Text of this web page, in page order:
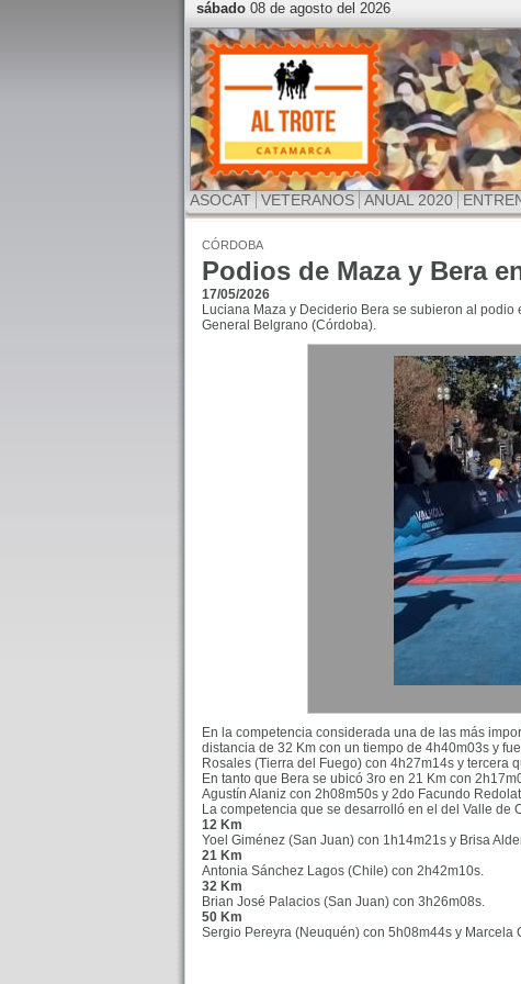
sábado08 de agosto del 2026
ASOCAT VETERANOS ANUAL 2020
CÓRDOBA
Podios de Maza y Bera
17/05/2026
Luciana Maza y Deciderio Bera se subieron al
General Belgrano (Córdoba).
En la competencia considerada una de las más
distancia de 32 Km con un tiempo de 4h40m03s y
Rosales (Tierra del Fuego) con 4h27m14s y tercera
En tanto que Bera se ubicó 3ro en 21 Km con
Agustín Alaniz con 2h08m50s y 2do Facundo
La competencia que se desarrolló en el del Valle de
12 Km
Yoel Giménez (San Juan) con 1h14m21s y Brisa
21 Km
Antonia Sánchez Lagos (Chile) con 2h42m10s.
32 Km
Brian José Palacios (San Juan) con 3h26m08s.
50 Km
Sergio Pereyra (Neuquén) con 5h08m44s y Marcela